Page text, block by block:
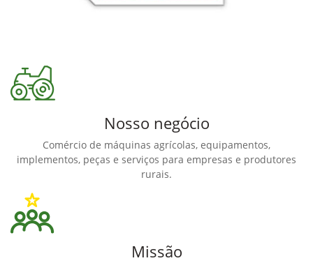
Nosso negócio
Comércio de máquinas agrícolas, equipamentos,
implementos, peças e serviços para empresas e produtores
rurais.
Missão